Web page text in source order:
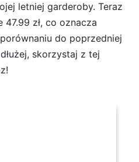
letniej garderoby. Teraz
zł, co oznacza
do poprzedniej
skorzystaj z tej